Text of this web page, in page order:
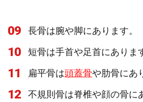
09 長骨は腕や脚にあります。
10 短骨は手首や足首にありま
11 扁平骨は頭蓋骨や肋骨にあ
12 不規則骨は脊椎や顔の骨に